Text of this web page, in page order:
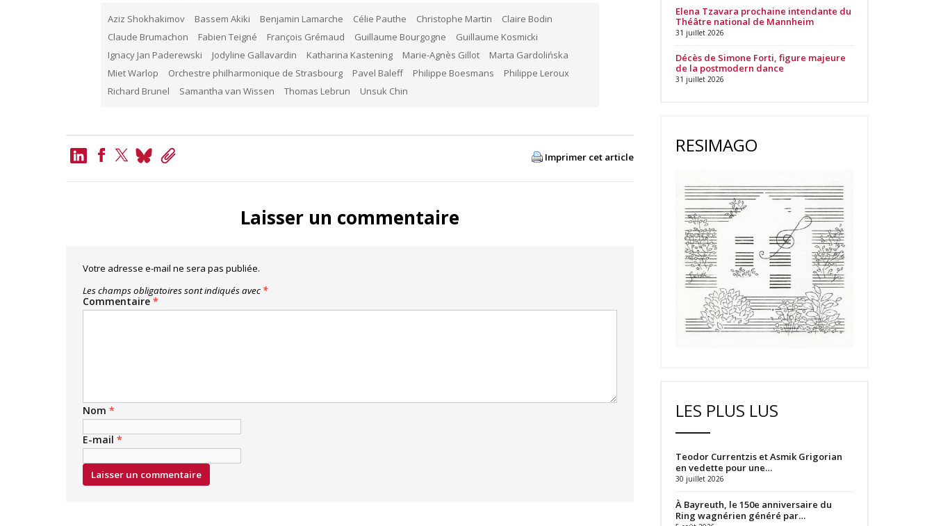
Aziz Shokhakimov Bassem Akiki Benjamin Lamarche Célie Pauthe Christophe Martin
Claire Bodin
Claude Brumachon
Fabien Teigné François Grémaud Guillaume Bourgogne
Guillaume Kosmicki
Ignacy Jan Paderewski
Jodyline Gallavardin Katharina Kastening Marie-Agnès Gillot
Marta Gardolińska
Miet Warlop
Orchestre philharmonique de Strasbourg Pavel Baleff Philippe Boesmans
Philippe Leroux
Richard Brunel
Samantha van Wissen Thomas Lebrun Unsuk Chin
LinkedIn
BlueskyCopy
Imprimer cet article
Laisser un commentaire
Votre adresse e-mail ne sera pas publiée.
Les champs obligatoires sont indiqués avec *
Commentaire *
Nom *
E-mail *
Elena Tzavara prochaine intendante du
Théâtre national de Mannheim
31 juillet 2026
Décès de Simone Forti, figure majeure
de la postmodern dance
31 juillet 2026
RESIMAGO
LES PLUS LUS
Teodor Currentzis et Asmik Grigorian
en vedette pour une…
30 juillet 2026
À Bayreuth, le 150e anniversaire du
Ring wagnérien généré par…